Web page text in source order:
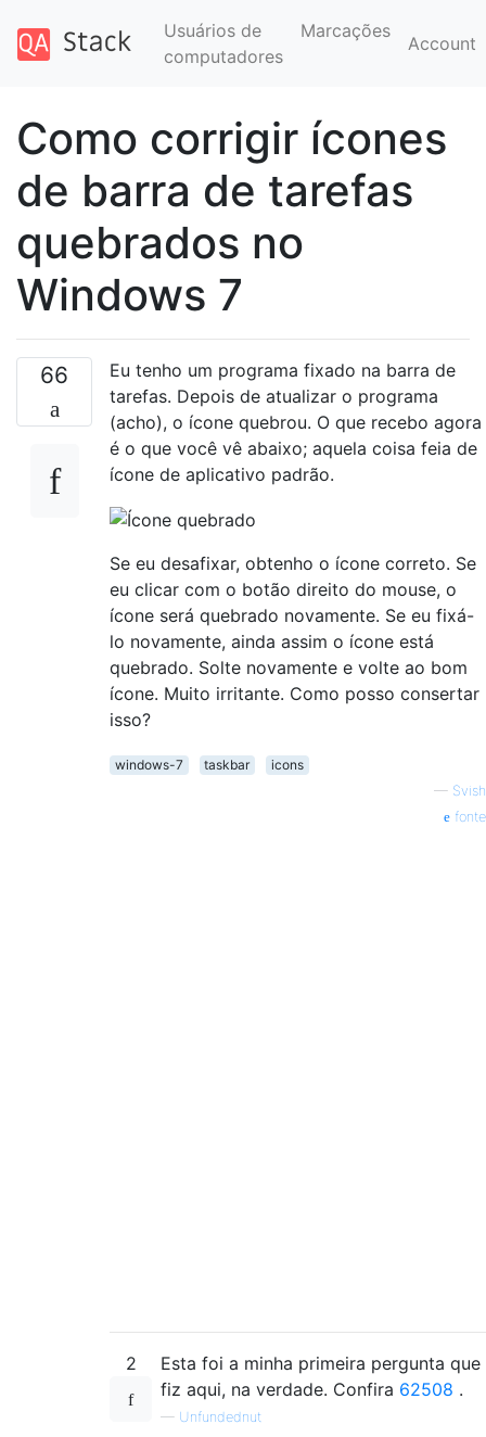
Usuários de
computadores
Marcações
Account
Como corrigir ícones
de barra de tarefas
quebrados no
Windows 7
66
Eu tenho um programa fixado na barra de
tarefas. Depois de atualizar o programa
(acho), o ícone quebrou. O que recebo agora
é o que você vê abaixo; aquela coisa feia de
ícone de aplicativo padrão.
Se eu desafixar, obtenho o ícone correto. Se
eu clicar com o botão direito do mouse, o
ícone será quebrado novamente. Se eu fixá-
lo novamente, ainda assim o ícone está
quebrado. Solte novamente e volte ao bom
ícone. Muito irritante. Como posso consertar
isso?
windows-7 taskbar
icons
— Svish
fonte
2
Esta foi a minha primeira pergunta que
fiz aqui, na verdade. Confira 62508 .
— Unfundednut